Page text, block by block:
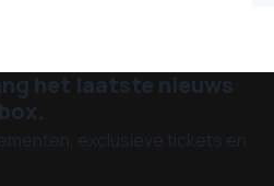
het laatste nieuws
exclusieve tickets en